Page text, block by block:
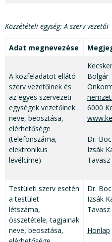
Közzétételi egység: A szerv vezetői
Adat megnevezése
A közfeladatot ellátó
szerv vezetőinek és
az egyes szervezeti
egységek vezetőinek
neve, beosztása,
elérhetősége
(telefonszáma,
elektronikus
levélcíme)
Bolgár
6000
Dr.
Izsák
Testületi szerv esetén
a testület
létszáma,
összetétele, tagjainak
neve, beosztása,
Dr.
Izsák
Honlap